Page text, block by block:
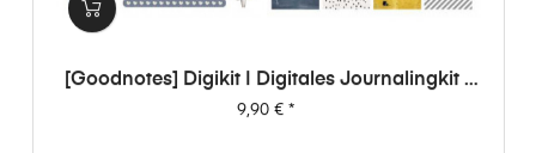
[Goodnotes] Digikit | Digitales Journalingkit -
Wimpernschlag
Preis
9,90 €*